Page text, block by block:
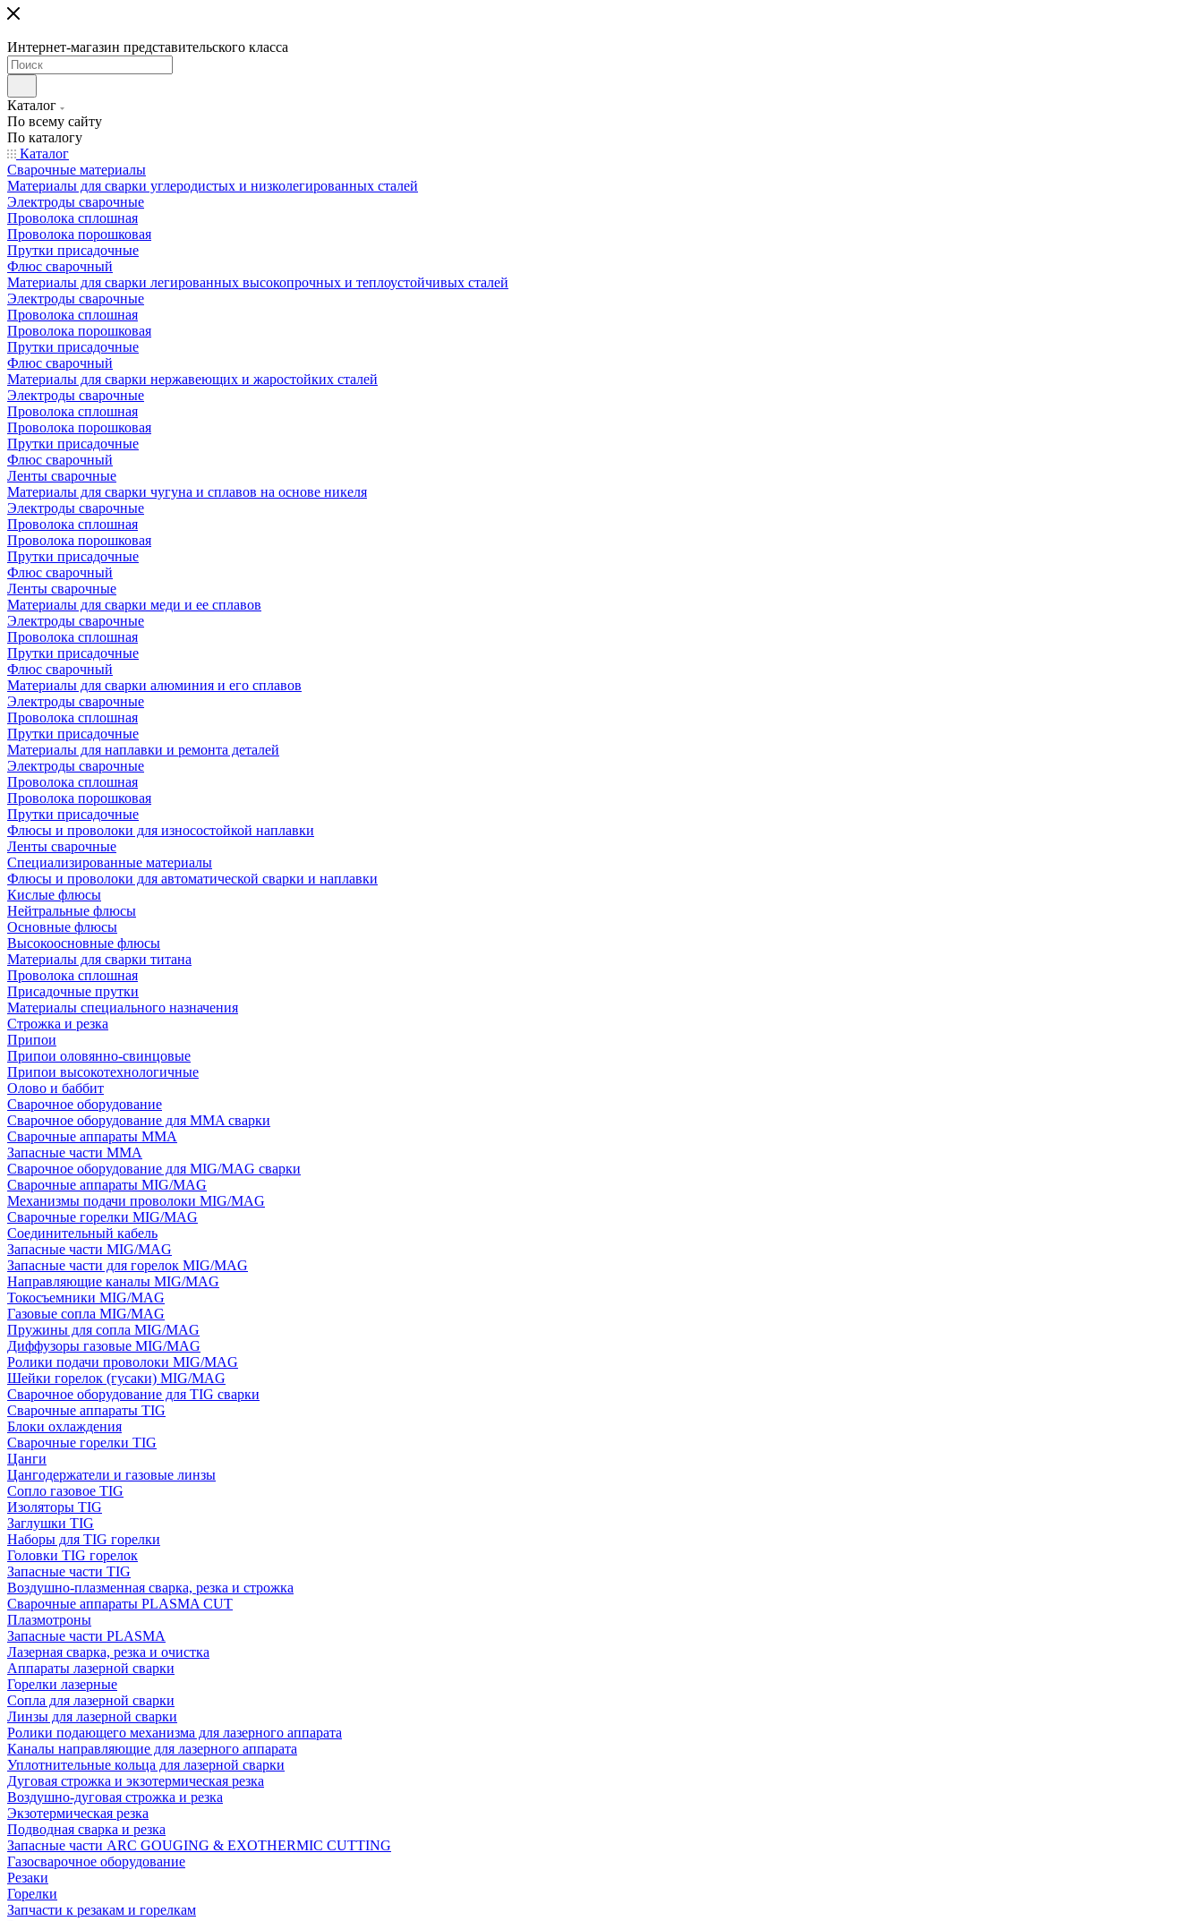
Интернет-магазин представительского класса
Каталог
По всему сайту
По каталогу
Каталог
Сварочные материалы
Материалы для сварки углеродистых и низколегированных сталей
Электроды сварочные
Проволока сплошная
Проволока порошковая
Прутки присадочные
Флюс сварочный
Материалы для сварки легированных высокопрочных и теплоустойчивых сталей
Электроды сварочные
Проволока сплошная
Проволока порошковая
Прутки присадочные
Флюс сварочный
Материалы для сварки нержавеющих и жаростойких сталей
Электроды сварочные
Проволока сплошная
Проволока порошковая
Прутки присадочные
Флюс сварочный
Ленты сварочные
Материалы для сварки чугуна и сплавов на основе никеля
Электроды сварочные
Проволока сплошная
Проволока порошковая
Прутки присадочные
Флюс сварочный
Ленты сварочные
Материалы для сварки меди и ее сплавов
Электроды сварочные
Проволока сплошная
Прутки присадочные
Флюс сварочный
Материалы для сварки алюминия и его сплавов
Электроды сварочные
Проволока сплошная
Прутки присадочные
Материалы для наплавки и ремонта деталей
Электроды сварочные
Проволока сплошная
Проволока порошковая
Прутки присадочные
Флюсы и проволоки для износостойкой наплавки
Ленты сварочные
Специализированные материалы
Флюсы и проволоки для автоматической сварки и наплавки
Кислые флюсы
Нейтральные флюсы
Основные флюсы
Высокоосновные флюсы
Материалы для сварки титана
Проволока сплошная
Присадочные прутки
Материалы специального назначения
Строжка и резка
Припои
Припои оловянно-свинцовые
Припои высокотехнологичные
Олово и баббит
Сварочное оборудование
Сварочное оборудование для MMA сварки
Сварочные аппараты MMA
Запасные части MMA
Сварочное оборудование для MIG/MAG сварки
Сварочные аппараты MIG/MAG
Механизмы подачи проволоки MIG/MAG
Сварочные горелки MIG/MAG
Соединительный кабель
Запасные части MIG/MAG
Запасные части для горелок MIG/MAG
Направляющие каналы MIG/MAG
Токосъемники MIG/MAG
Газовые сопла MIG/MAG
Пружины для сопла MIG/MAG
Диффузоры газовые MIG/MAG
Ролики подачи проволоки MIG/MAG
Шейки горелок (гусаки) MIG/MAG
Сварочное оборудование для TIG сварки
Сварочные аппараты TIG
Блоки охлаждения
Сварочные горелки TIG
Цанги
Цангодержатели и газовые линзы
Сопло газовое TIG
Изоляторы TIG
Заглушки TIG
Наборы для TIG горелки
Головки TIG горелок
Запасные части TIG
Воздушно-плазменная сварка, резка и строжка
Сварочные аппараты PLASMA CUT
Плазмотроны
Запасные части PLASMA
Лазерная сварка, резка и очистка
Аппараты лазерной сварки
Горелки лазерные
Сопла для лазерной сварки
Линзы для лазерной сварки
Ролики подающего механизма для лазерного аппарата
Каналы направляющие для лазерного аппарата
Уплотнительные кольца для лазерной сварки
Дуговая строжка и экзотермическая резка
Воздушно-дуговая строжка и резка
Экзотермическая резка
Подводная сварка и резка
Запасные части ARC GOUGING & EXOTHERMIC CUTTING
Газосварочное оборудование
Резаки
Горелки
Запчасти к резакам и горелкам